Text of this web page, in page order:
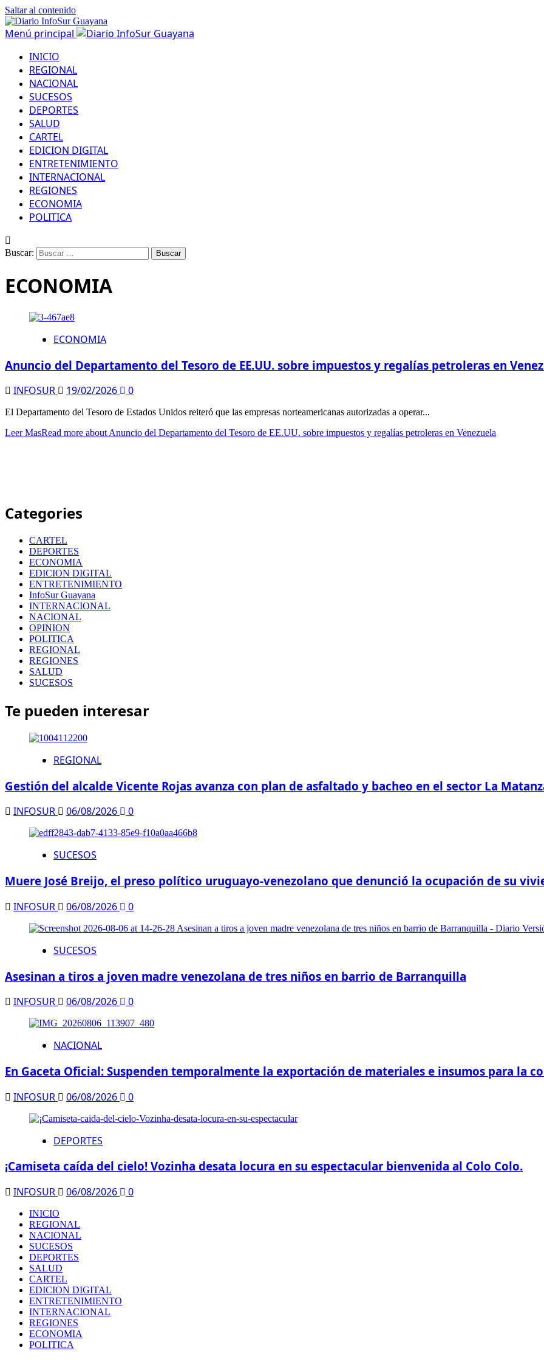
Saltar al contenido
Menú principal
INICIO
REGIONAL
NACIONAL
SUCESOS
DEPORTES
SALUD
CARTEL
EDICION DIGITAL
ENTRETENIMIENTO
INTERNACIONAL
REGIONES
ECONOMIA
POLITICA
Buscar:
ECONOMIA
ECONOMIA
Anuncio del Departamento del Tesoro de EE.UU. sobre impuestos y regalías petroleras en
INFOSUR 19/02/2026 0
El Departamento del Tesoro de Estados Unidos reiteró que las empresas norteamericanas autorizadas a operar...
Leer MasRead more about Anuncio del Departamento del Tesoro de EE.UU. sobre impuestos y regalías petroleras en Venezuela
Categories
CARTEL
DEPORTES
ECONOMIA
EDICION DIGITAL
ENTRETENIMIENTO
InfoSur Guayana
INTERNACIONAL
NACIONAL
OPINION
POLITICA
REGIONAL
REGIONES
SALUD
SUCESOS
Te pueden interesar
REGIONAL
Gestión del alcalde Vicente Rojas avanza con plan de asfaltado y bacheo en el sector La
INFOSUR 06/08/2026 0
SUCESOS
Muere José Breijo, el preso político uruguayo-venezolano que denunció la ocupación de su
INFOSUR 06/08/2026 0
SUCESOS
Asesinan a tiros a joven madre venezolana de tres niños en barrio de Barranquilla
INFOSUR 06/08/2026 0
NACIONAL
En Gaceta Oficial: Suspenden temporalmente la exportación de materiales e insumos para la
INFOSUR 06/08/2026 0
DEPORTES
¡Camiseta caída del cielo! Vozinha desata locura en su espectacular bienvenida al Colo Colo.
INFOSUR 06/08/2026 0
INICIO
REGIONAL
NACIONAL
SUCESOS
DEPORTES
SALUD
CARTEL
EDICION DIGITAL
ENTRETENIMIENTO
INTERNACIONAL
REGIONES
ECONOMIA
POLITICA